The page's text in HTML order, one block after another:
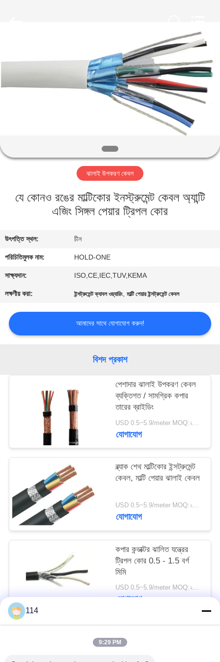
পণ্য
আমাদের
সম্পর্কে
কারখানা
মান
নিয়ন্ত্রণ
যোগাযোগ
করুন
খবর
গোপনীয়তা
ঝালাই উপকরণ কেবল
যে কোনও রঙের মাল্টিকোর ইনস্ট্রুমেন্ট কেবল অ্যান্টি
এজিং সিঙ্গল পেয়ার ট্রিপল কোর
উৎপত্তি স্থল: চীন
পরিচিতিমুলক নাম: HOLD-ONE
সাক্ষ্যদান: ISO,CE,IEC,TUV,KEMA
লক্ষণীয় করা: ইন্সট্রুমেন্ট ক্যাবল ওয়্যারিং,মাল্টি পেয়ার ইন্সট্রুমেন্ট কেবল
আমাদের সাথে যোগাযোগ করুন!
বিশদ প্রকাশ
পেশাদার ঝালাই উপকরণ কেবল
ব্যক্তিগত / সামগ্রিক কপার
তারের ব্রাইডিং
USD 0.5~5.9/meter MOQ:২০০০
যোগাযোগ
ব্ল্যাক শেথ মাল্টিকোর ইন্সট্রুমেন্ট
কেবল, মাল্টি পেয়ার ঝালাই কেবল
USD 0.5~5.9/meter MOQ:২০০০
যোগাযোগ
কপার কন্ডাক্টর ঝালিত যন্ত্রের
ট্রিপল কোর 0.5 - 1.5 বর্গ
মিমি
USD 0.5~5.9/meter MOQ:২০০০
যোগাযোগ
114
9:29 PM